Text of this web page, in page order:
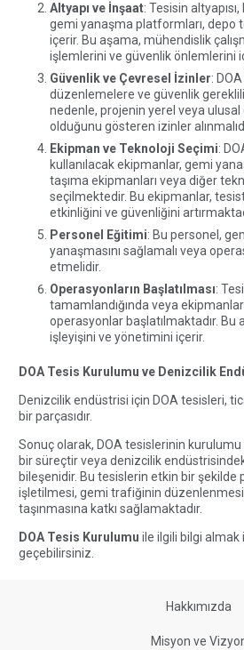
Altyapı ve İnşaat: Tesisin altyapısı,
gemi yanaşma platformları, depo
içerir. Bu aşama, mühendislik
işlemlerini ve güvenlik önlemlerini
Güvenlik ve Çevresel İzinler:
düzenlemelere ve güvenlik
nedenle, projenin yerel veya
olduğunu gösteren izinler
Ekipman ve Teknoloji Seçimi:
kullanılacak ekipmanlar, gemi
taşıma ekipmanları veya diğer
seçilmektedir. Bu ekipmanlar,
etkinliğini ve güvenliğini
Personel Eğitimi: Bu personel,
yanaşmasını sağlamalı veya
etmelidir.
Operasyonların Başlatılması:
tamamlandığında veya
operasyonlar başlatılmaktadır. Bu
işleyişini ve yönetimini içerir.
DOA Tesis Kurulumu ve Denizcilik
Denizcilik endüstrisi için DOA tesisleri,
bir parçasıdır.
Sonuç olarak, DOA tesislerinin
bir süreçtir veya denizcilik
bileşenidir. Bu tesislerin etkin bir şekilde
işletilmesi, gemi trafiğinin
taşınmasına katkı sağlamaktadır.
DOA Tesis Kurulumu ile ilgili bilgi
geçebilirsiniz.
Hakkımızda
Misyon ve